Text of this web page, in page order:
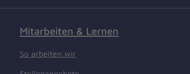
Mitarbeiten & Lernen
So arbeiten wir